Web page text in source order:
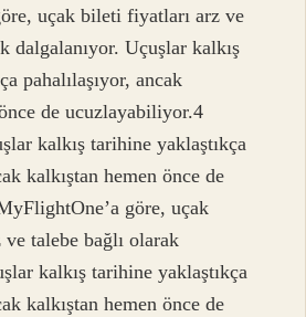
uçak bileti fiyatları arz ve
dalgalanıyor. Uçuşlar kalkış
pahalılaşıyor, ancak
de ucuzlayabiliyor.4
kalkış tarihine yaklaştıkça
kalkıştan hemen önce de
göre, uçak
talebe bağlı olarak
kalkış tarihine yaklaştıkça
kalkıştan hemen önce de